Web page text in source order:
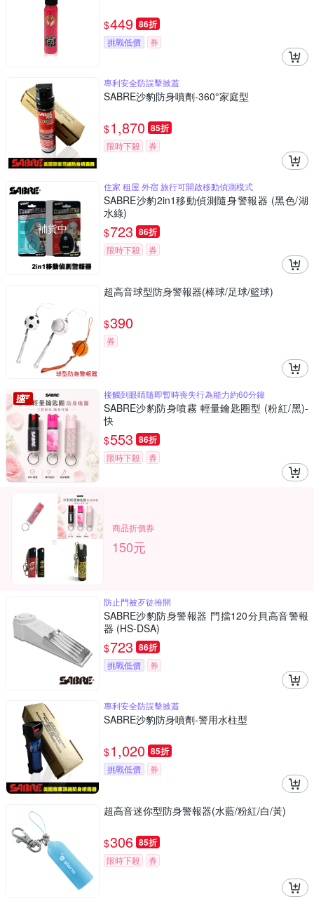
$449 86折
挑戰低價 券
專利安全防誤擊掀蓋
SABRE沙豹防身噴劑-360°家庭型
$1,870 85折
限時下殺 券
補貨中
住家 租屋 外宿 旅行可開啟移動偵測模式
SABRE沙豹2in1移動偵測隨身警報器 (黑色/湖
水綠)
$723 86折
限時下殺 券
超高音球型防身警報器(棒球/足球/籃球)
$390
券
接觸到眼睛隨即暫時喪失行為能力約60分鐘
SABRE沙豹防身噴霧 輕量鑰匙圈型 (粉紅/黑)-
快
$553 86折
限時下殺 券
商品折價券
150元
防止門被歹徒推開
SABRE沙豹防身警報器 門擋120分貝高音警報
器 (HS-DSA)
$723 86折
挑戰低價 券
專利安全防誤擊掀蓋
SABRE沙豹防身噴劑-警用水柱型
$1,020 85折
挑戰低價 券
超高音迷你型防身警報器(水藍/粉紅/白/黃)
$306 85折
限時下殺 券